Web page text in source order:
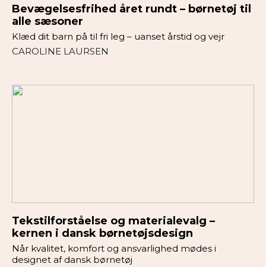
Bevægelsesfrihed året rundt – børnetøj til
alle sæsoner
Klæd dit barn på til fri leg – uanset årstid og vejr
CAROLINE LAURSEN
Tekstilforståelse og materialevalg –
kernen i dansk børnetøjsdesign
Når kvalitet, komfort og ansvarlighed mødes i
designet af dansk børnetøj